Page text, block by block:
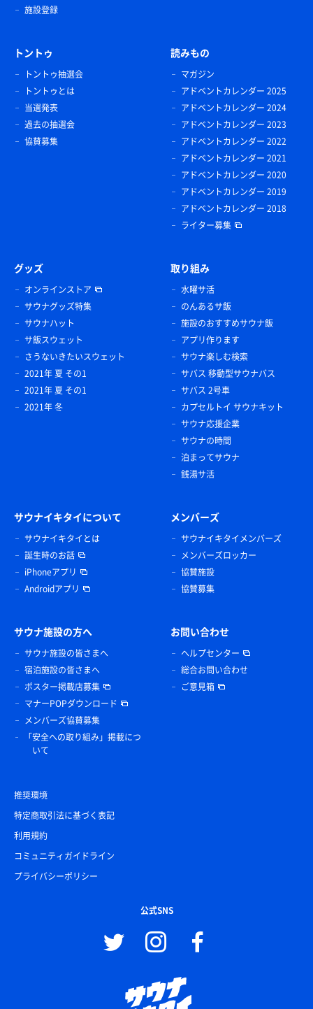
施設登録
トントゥ
トントゥ抽選会
トントゥとは
当選発表
過去の抽選会
協賛募集
読みもの
マガジン
アドベントカレンダー 2025
アドベントカレンダー 2024
アドベントカレンダー 2023
アドベントカレンダー 2022
アドベントカレンダー 2021
アドベントカレンダー 2020
アドベントカレンダー 2019
アドベントカレンダー 2018
ライター募集
グッズ
オンラインストア
サウナグッズ特集
サウナハット
サ飯スウェット
さうないきたいスウェット
2021年 夏 その1
2021年 夏 その1
2021年 冬
取り組み
水曜サ活
のんあるサ飯
施設のおすすめサウナ飯
アプリ作ります
サウナ楽しむ検索
サバス 移動型サウナバス
サバス 2号車
カプセルトイ サウナキット
サウナ応援企業
サウナの時間
泊まってサウナ
銭湯サ活
サウナイキタイについて
サウナイキタイとは
誕生時のお話
iPhoneアプリ
Androidアプリ
メンバーズ
サウナイキタイメンバーズ
メンバーズロッカー
協賛施設
協賛募集
サウナ施設の方へ
サウナ施設の皆さまへ
宿泊施設の皆さまへ
ポスター掲載店募集
マナーPOPダウンロード
メンバーズ協賛募集
「安全への取り組み」掲載につ
いて
お問い合わせ
ヘルプセンター
総合お問い合わせ
ご意見箱
推奨環境
特定商取引法に基づく表記
利用規約
コミュニティガイドライン
プライバシーポリシー
公式SNS